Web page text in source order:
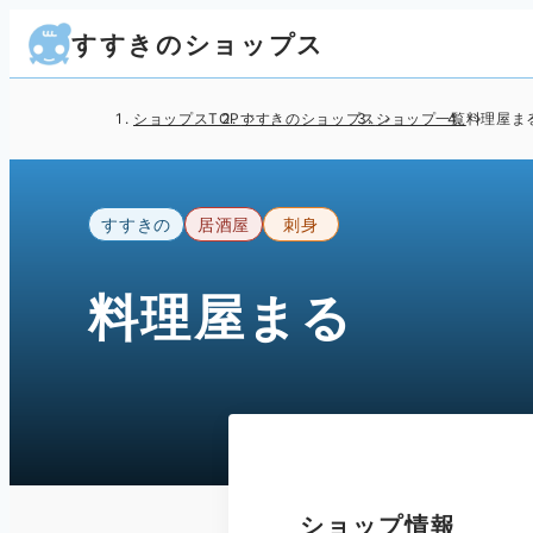
すすきのショップス
ショップスTOPすすきのショップス ショップ一覧料理屋ま
すすきの 居酒屋 刺身
料理屋まる
ショップ情報